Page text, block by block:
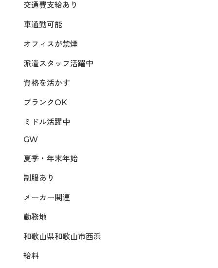
交通費支給あり
車通勤可能
オフィスが禁煙
派遣スタッフ活躍中
資格を活かす
ブランクOK
ミドル活躍中
GW
夏季・年末年始
制服あり
メーカー関連
勤務地
和歌山県和歌山市西浜
給料